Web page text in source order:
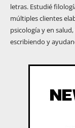
letras. Estudié
múltiples clientes
psicología y en
escribiendo y